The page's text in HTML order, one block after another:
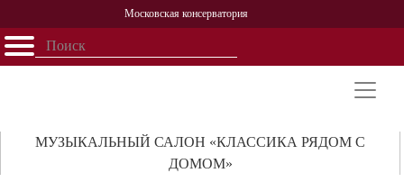
Московская консерватория
Открыть - закрыть
Персоналии
История
МУЗЫКАЛЬНЫЙ САЛОН «КЛАССИКА РЯДОМ С
ДОМОМ»